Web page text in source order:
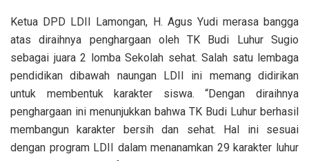
Ketua DPD LDII Lamongan, H. Agus Yudi merasa bangga
atas diraihnya penghargaan oleh TK Budi Luhur Sugio
sebagai juara 2 lomba Sekolah sehat. Salah satu lembaga
pendidikan dibawah naungan LDII ini memang didirikan
untuk membentuk karakter siswa. “Dengan diraihnya
penghargaan ini menunjukkan bahwa TK Budi Luhur berhasil
membangun karakter bersih dan sehat. Hal ini sesuai
dengan program LDII dalam menanamkan 29 karakter luhur